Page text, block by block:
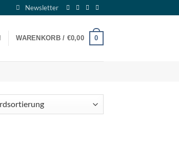
Newsletter
WARENKORB / €0,00 0